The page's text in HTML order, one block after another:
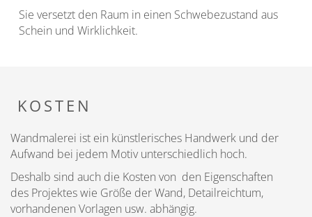
Sie versetzt den Raum in einen Schwebezustand aus
Schein und Wirklichkeit.
KOSTEN
Wandmalerei ist ein künstlerisches Handwerk und der
Aufwand bei jedem Motiv unterschiedlich hoch.
Deshalb sind auch die Kosten von den Eigenschaften
des Projektes wie Größe der Wand, Detailreichtum,
vorhandenen Vorlagen usw. abhängig.